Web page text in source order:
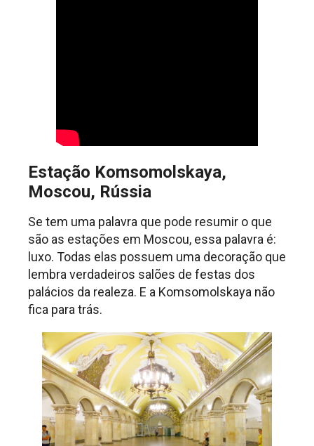
Estação Komsomolskaya,
Moscou, Rússia
Se tem uma palavra que pode resumir o que
são as estações em Moscou, essa palavra é:
luxo. Todas elas possuem uma decoração que
lembra verdadeiros salões de festas dos
palácios da realeza. E a Komsomolskaya não
fica para trás.